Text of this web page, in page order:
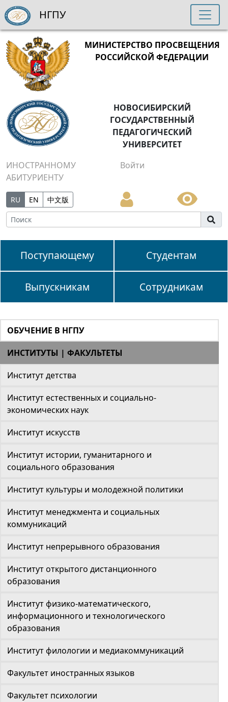
МИНИСТЕРСТВО ПРОСВЕЩЕНИЯ
РОССИЙСКОЙ ФЕДЕРАЦИИ
НОВОСИБИРСКИЙ
ГОСУДАРСТВЕННЫЙ
ПЕДАГОГИЧЕСКИЙ
УНИВЕРСИТЕТ
ИНОСТРАННОМУ
АБИТУРИЕНТУ
Войти
RU EN 中文版
Поступающему Студентам
Выпускникам Сотрудникам
НГПУ
ОБУЧЕНИЕ В НГПУ
ИНСТИТУТЫ | ФАКУЛЬТЕТЫ
Институт детства
Институт естественных и социально-
экономических наук
Институт искусств
Институт истории, гуманитарного и
социального образования
Институт культуры и молодежной политики
Институт менеджмента и социальных
коммуникаций
Институт непрерывного образования
Институт открытого дистанционного
образования
Институт физико-математического,
информационного и технологического
образования
Институт филологии и медиакоммуникаций
Факультет иностранных языков
Факультет психологии